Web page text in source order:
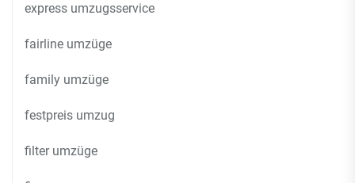
express umzugsservice
fairline umzüge
family umzüge
festpreis umzug
filter umzüge